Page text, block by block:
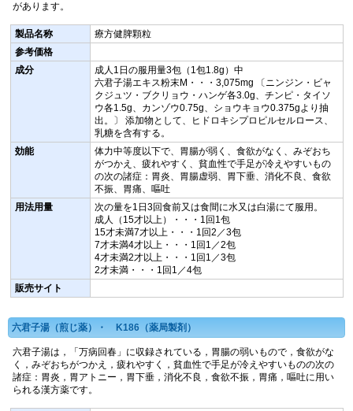
があります。
製品名称
療方健脾顆粒
参考価格
成分
成人1日の服用量3包（1包1.8g）中
六君子湯エキス粉末M・・・3,075mg 〔ニンジン・ビャ
クジュツ・ブクリョウ・ハンゲ各3.0g、チンピ・タイソ
ウ各1.5g、カンゾウ0.75g、ショウキョウ0.375gより抽
出。〕 添加物として、ヒドロキシプロピルセルロース、
乳糖を含有する。
効能
体力中等度以下で、胃腸が弱く、食欲がなく、みぞおち
がつかえ、疲れやすく、貧血性で手足が冷えやすいもの
の次の諸症：胃炎、胃腸虚弱、胃下垂、消化不良、食欲
不振、胃痛、嘔吐
用法用量
次の量を1日3回食前又は食間に水又は白湯にて服用。
成人（15才以上）・・・1回1包
15才未満7才以上・・・1回2／3包
7才未満4才以上・・・1回1／2包
4才未満2才以上・・・1回1／3包
2才未満・・・1回1／4包
販売サイト
六君子湯（煎じ薬）・ K186（薬局製剤）
六君子湯は，「万病回春」に収録されている，胃腸の弱いもので，食欲がな
く，みぞおちがつかえ，疲れやすく，貧血性で手足が冷えやすいものの次の
諸症：胃炎，胃アトニー，胃下垂，消化不良，食欲不振，胃痛，嘔吐に用い
られる漢方薬です。